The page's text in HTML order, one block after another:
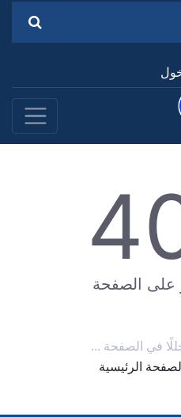
على الصفحة
في الصفحة ...
الرئيسية